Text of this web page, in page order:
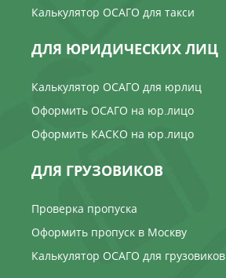
Калькулятор ОСАГО для такси
ДЛЯ ЮРИДИЧЕСКИХ ЛИЦ
Калькулятор ОСАГО для юрлиц
Оформить ОСАГО на юр.лицо
Оформить КАСКО на юр.лицо
ДЛЯ ГРУЗОВИКОВ
Проверка пропуска
Оформить пропуск в Москву
Калькулятор ОСАГО для грузовиков